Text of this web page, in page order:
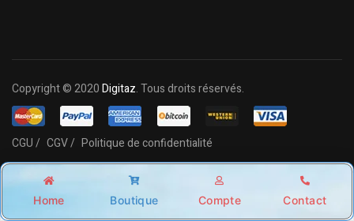
Shop Account Search Wishlist
Copyright © 2020Digitaz. Tous droits réservés.
CGU / CGV / Politique de confidentialité
Home Boutique Compte Contact